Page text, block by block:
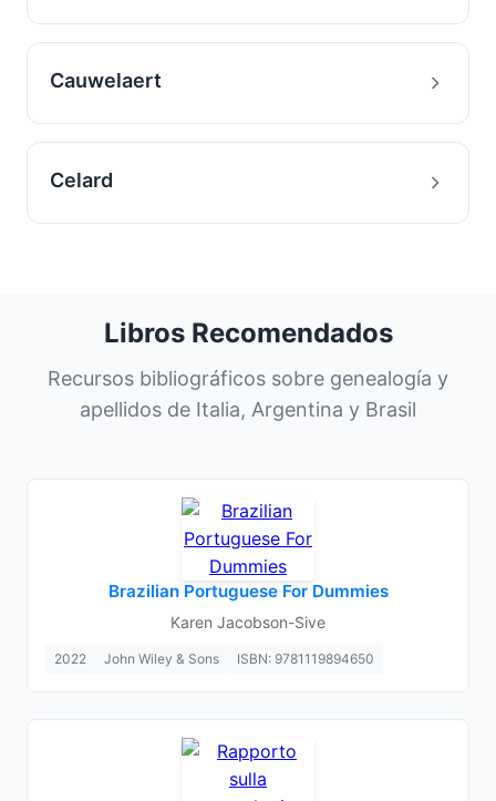
Cauwelaert
Celard
Libros Recomendados
Recursos bibliográficos sobre genealogía y
apellidos de Italia, Argentina y Brasil
Brazilian Portuguese For Dummies
Karen Jacobson-Sive
2022 John Wiley & Sons ISBN: 9781119894650